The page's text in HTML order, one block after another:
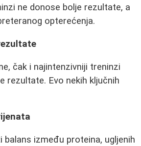
ne donose bolje rezultate, a
opterećenja.
čak i najintenzivniji treninzi
rezultate. Evo nekih ključnih
balans između proteina, ugljenih